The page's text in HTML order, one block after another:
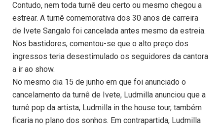
Contudo, nem toda turnê deu certo ou mesmo chegou a
estrear. A turnê comemorativa dos 30 anos de carreira
de Ivete Sangalo foi cancelada antes mesmo da estreia.
Nos bastidores, comentou-se que o alto preço dos
ingressos teria desestimulado os seguidores da cantora
a ir ao show.
No mesmo dia 15 de junho em que foi anunciado o
cancelamento da turnê de Ivete, Ludmilla anunciou que a
turnê pop da artista, Ludmilla in the house tour, também
ficaria no plano dos sonhos. Em contrapartida, Ludmilla